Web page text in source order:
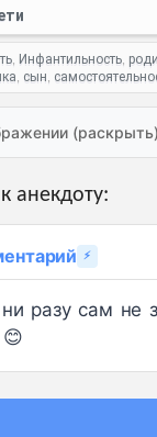
, Инфантильность,
, сын,
(раскрыть)
анекдоту:
⚡
разу сам не